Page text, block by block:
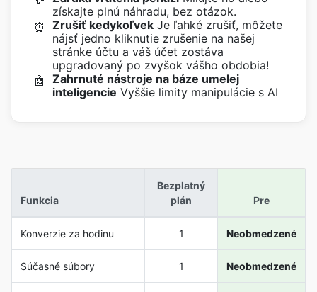
získajte plnú náhradu, bez otázok.
⏰
Zrušiť kedykoľvek Je ľahké zrušiť, môžete
nájsť jedno kliknutie zrušenie na našej
stránke účtu a váš účet zostáva
upgradovaný po zvyšok vášho obdobia!
🤖
Zahrnuté nástroje na báze umelej
inteligencie Vyššie limity manipulácie s AI
Funkcia
Bezplatný
plán
Pre
Konverzie za hodinu 1 Neobmedzené
Súčasné súbory 1 Neobmedzené